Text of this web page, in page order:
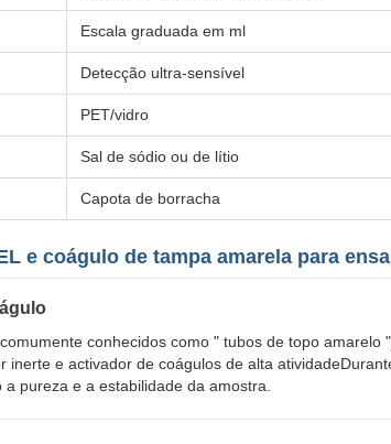
Escala graduada em ml
Detecção ultra-sensível
PET/vidro
Sal de sódio ou de lítio
Capota de borracha
e coágulo de tampa amarela para
conhecidos como " tubos de topo
e activador de coágulos de alta
pureza e a estabilidade da amostra.